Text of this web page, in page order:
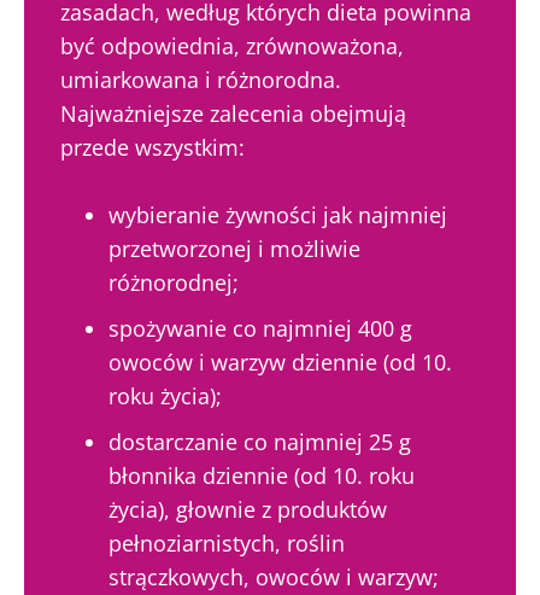
zasadach, według których dieta powinna
być odpowiednia, zrównoważona,
umiarkowana i różnorodna.
Najważniejsze zalecenia obejmują
przede wszystkim:
wybieranie żywności jak najmniej
przetworzonej i możliwie
różnorodnej;
spożywanie co najmniej 400 g
owoców i warzyw dziennie (od 10.
roku życia);
dostarczanie co najmniej 25 g
błonnika dziennie (od 10. roku
życia), głownie z produktów
pełnoziarnistych, roślin
strączkowych, owoców i warzyw;
Bądź na bieżąco
Nie odchodź tak
szybko!
Dołącz do społeczności mikrobioty i raz w
miesiącu odbieraj „The Essential”, aby być na
bieżąco z najnowszymi informacjami o
mikrobiocie